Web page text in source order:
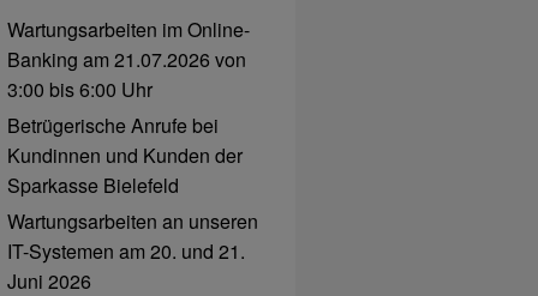
Wartungsarbeiten im Online-
Banking am 21.07.2026 von
3:00 bis 6:00 Uhr
Betrügerische Anrufe bei
Kundinnen und Kunden der
Sparkasse Bielefeld
Wartungsarbeiten an unseren
IT-Systemen am 20. und 21.
Juni 2026